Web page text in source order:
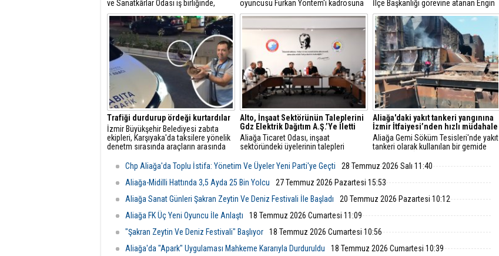
ve Sanatkârlar Odası iş birliğinde,
ilçede faaliyet gösteren gayrimenkul
danışmanlarıyla sektörel istişare
toplantısı gerçekleştirildi.
oyuncusu Furkan Yöntem'i kadrosuna
dâhil etti.
İlçe Başkanlığı görevine atanan Engin
Gündüz, sosyal medya hesabından
yaptığı açıklamayla yeni döneme ilişkin
mesajlar verdi.
Trafiği durdurup ördeği kurtardılar
İzmir Büyükşehir Belediyesi zabıta
ekipleri, Karşıyaka'da taksilere yönelik
denetm sırasında araçların arasında
trafiği durdurdu.
Alto, İnşaat Sektörünün Taleplerini
Gdz Elektrik Dağıtım A.Ş.’Ye İletti
Aliağa Ticaret Odası, inşaat
sektöründeki üyelerinin talepleri
yetkilileriyle toplantı düzenledi.
Görüşmede sayaç panosu ve enerji
odası düzenlemeleriyle ilgili yeni
değerlendirildi.
Aliağa'daki yakıt tankeri yangınına
İzmir İtfaiyesi’nden hızlı müdahale
Aliağa Gemi Söküm Tesisleri'nde yakıt
tankeri olarak kullanılan bir gemide
Belediyesi İtfaiye Dairesi Başkanlığı
ulaştı.
Chp Aliağa'da Toplu İstifa: Yönetim Ve Üyeler Yeni Parti'ye Geçti
28 Temmuz 2026 Salı 11:40
Aliağa-Midilli Hattında 3,5 Ayda 25 Bin Yolcu
27 Temmuz 2026 Pazartesi 15:53
Aliağa Sanat Günleri Şakran Zeytin Ve Deniz Festivali İle Başladı
20 Temmuz 2026 Pazartesi 10:12
Aliağa FK Üç Yeni Oyuncu İle Anlaştı
18 Temmuz 2026 Cumartesi 11:09
"Şakran Zeytin Ve Deniz Festivali" Başlıyor
18 Temmuz 2026 Cumartesi 10:56
Aliağa'da "Apark" Uygulaması Mahkeme Kararıyla Durduruldu
18 Temmuz 2026 Cumartesi 10:39